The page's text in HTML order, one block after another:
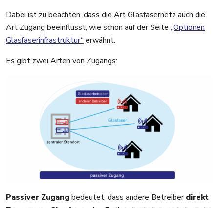
Dabei ist zu beachten, dass die Art Glasfasernetz auch die
Art Zugang beeinflusst, wie schon auf der Seite „Optionen
Glasfaserinfrastruktur“ erwähnt.
Es gibt zwei Arten von Zugangs:
Passiver Zugangbedeutet, dass andere Betreiberdirekt